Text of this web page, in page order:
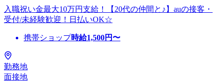
入職祝い金最大10万円支給！【20代の仲間と♪】auの接客・
受付/未経験歓迎！日払いOK☆
携帯ショップ時給1,500円〜
勤務地
面接地